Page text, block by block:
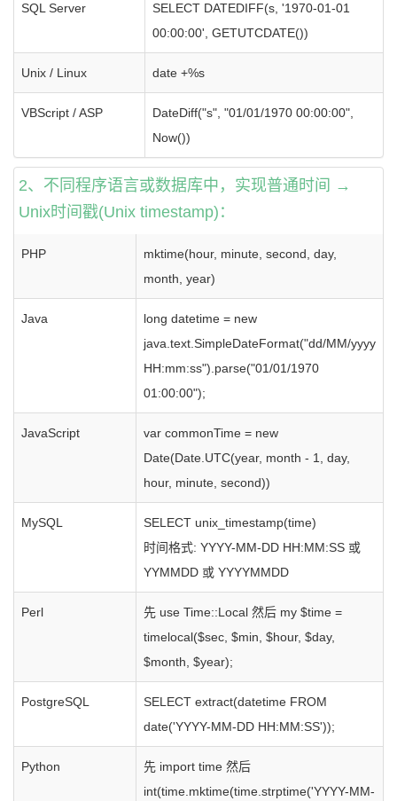
SQL Server
SELECT DATEDIFF(s, '1970-01-01
00:00:00', GETUTCDATE())
Unix / Linux date +%s
VBScript / ASP
DateDiff("s", "01/01/1970 00:00:00",
Now())
2、不同程序语言或数据库中，实现普通时间 →
Unix时间戳(Unix timestamp)：
PHP
mktime(hour, minute, second, day,
month, year)
Java
long datetime = new
java.text.SimpleDateFormat("dd/MM/yyyy
HH:mm:ss").parse("01/01/1970
01:00:00");
JavaScript
var commonTime = new
Date(Date.UTC(year, month - 1, day,
hour, minute, second))
MySQL
SELECT unix_timestamp(time)
时间格式: YYYY-MM-DD HH:MM:SS 或
YYMMDD 或 YYYYMMDD
Perl
先 use Time::Local 然后 my $time =
timelocal($sec, $min, $hour, $day,
$month, $year);
PostgreSQL
SELECT extract(datetime FROM
date('YYYY-MM-DD HH:MM:SS'));
Python
先 import time 然后
int(time.mktime(time.strptime('YYYY-MM-